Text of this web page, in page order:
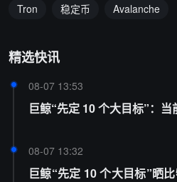
Tron 稳定币 Avalanche
精选快讯
08-07 13:53
巨鲸“先定 10 个大目标”：
08-07 13:32
巨鲸“先定 10 个大目标”晒